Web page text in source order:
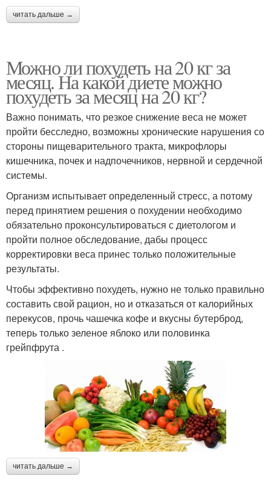
читать дальше →
Можно ли похудеть на 20 кг за
месяц. На какой диете можно
похудеть за месяц на 20 кг?
Важно понимать, что резкое снижение веса не может
пройти бесследно, возможны хронические нарушения со
стороны пищеварительного тракта, микрофлоры
кишечника, почек и надпочечников, нервной и сердечной
системы.
Организм испытывает определенный стресс, а потому
перед принятием решения о похудении необходимо
обязательно проконсультироваться с диетологом и
пройти полное обследование, дабы процесс
корректировки веса принес только положительные
результаты.
Чтобы эффективно похудеть, нужно не только правильно
составить свой рацион, но и отказаться от калорийных
перекусов, прочь чашечка кофе и вкусны бутерброд,
теперь только зеленое яблоко или половинка
грейпфрута .
читать дальше →